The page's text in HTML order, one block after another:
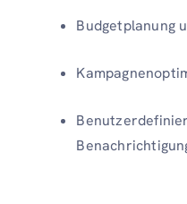
Budgetplanung